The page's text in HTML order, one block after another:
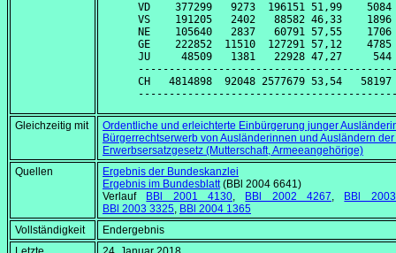
VD    377299   9273  196151 51,99
VS    191205   2402   88582 46,33
NE    105640   2837   60791 57,55
GE    222852  11510  127291 57,12
JU     48509   1381   22928 47,27
CH   4814898  92048 2577679 53,54
Gleichzeitig mit
Ordentliche und erleichterte Einbürgerung junger
Bürgerrechtserwerb von Ausländerinnen und Ausländern
Erwerbsersatzgesetz (Mutterschaft, Armeeangehörige)
Quellen
Ergebnis der Bundeskanzlei
Ergebnis im Bundesblatt(BBl 2004 6641)
Verlauf
BBl 2001 4130, BBl 2002 4267,
BBl
BBl 2003 3325, BBl 2004 1365
Vollständigkeit
Endergebnis